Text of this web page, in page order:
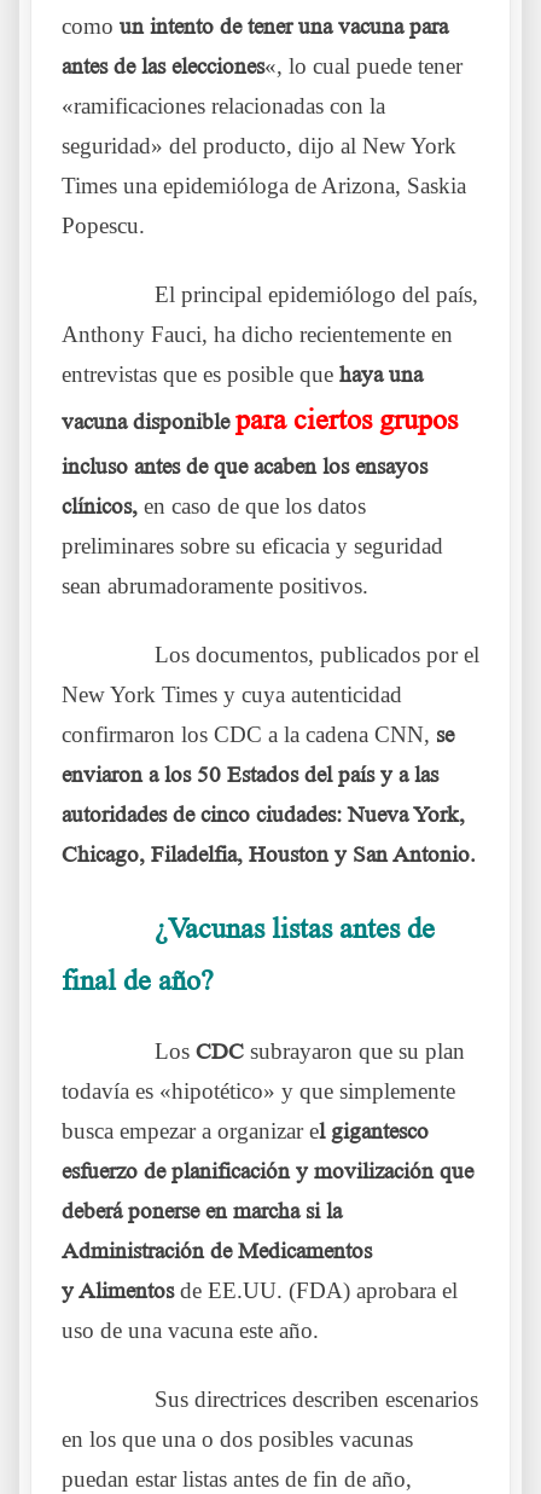
como un intento de tener una vacuna para
antes de las elecciones«, lo cual puede tener
«ramificaciones relacionadas con la
seguridad» del producto, dijo al New York
Times una epidemióloga de Arizona, Saskia
Popescu.
El principal epidemiólogo del país,
Anthony Fauci, ha dicho recientemente en
entrevistas que es posible que haya una
vacuna disponiblepara ciertos grupos
incluso antes de que acaben los ensayos
clínicos, en caso de que los datos
preliminares sobre su eficacia y seguridad
sean abrumadoramente positivos.
Los documentos, publicados por el
New York Times y cuya autenticidad
confirmaron los CDC a la cadena CNN, se
enviaron a los 50 Estados del país y a las
autoridades de cinco ciudades: Nueva York,
Chicago, Filadelfia, Houston y San Antonio.
¿Vacunas listas antes de
final de año?
Los CDC subrayaron que su plan
todavía es «hipotético» y que simplemente
busca empezar a organizar el gigantesco
esfuerzo de planificación y movilización que
deberá ponerse en marcha si la
Administración de Medicamentos
y Alimentosde EE.UU. (FDA) aprobara el
uso de una vacuna este año.
Sus directrices describen escenarios
en los que una o dos posibles vacunas
puedan estar listas antes de fin de año,